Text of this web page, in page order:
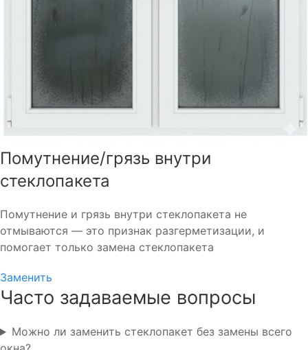
Помутнение/грязь внутри
стеклопакета
Помутнение и грязь внутри стеклопакета не
отмываются — это признак разгерметизации, и
помогает только замена стеклопакета
Заменить
Часто задаваемые вопросы
Можно ли заменить стеклопакет без замены всего